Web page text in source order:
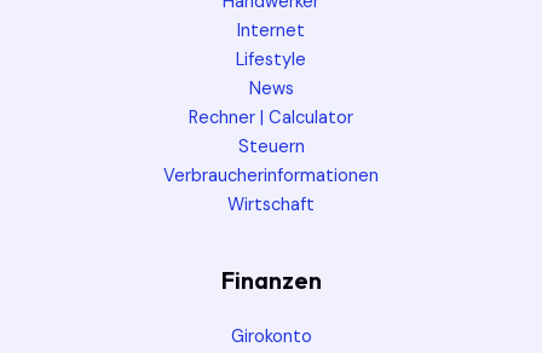
Internet
Lifestyle
News
Rechner | Calculator
Steuern
Verbraucherinformationen
Wirtschaft
Finanzen
Girokonto